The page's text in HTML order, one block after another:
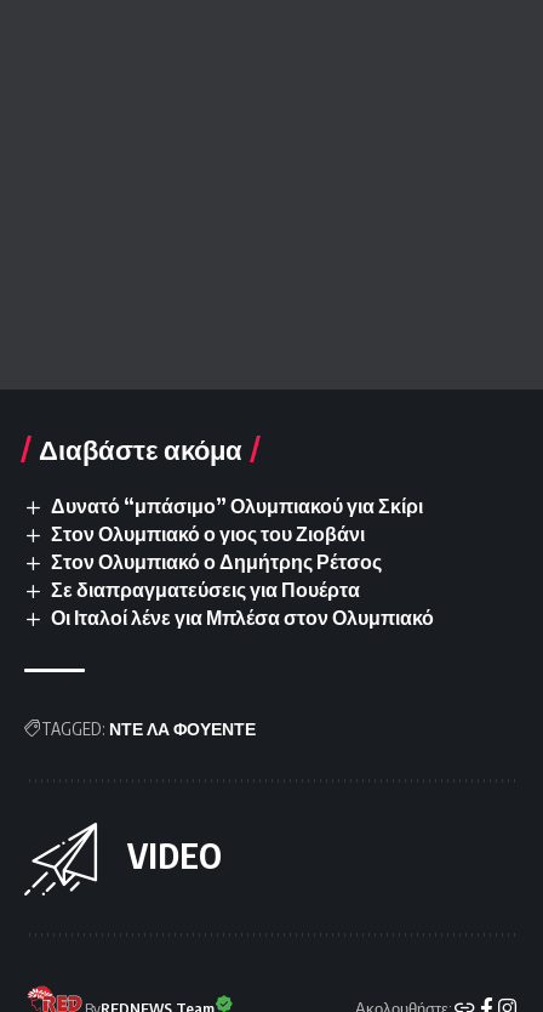
Διαβάστε ακόμα
Δυνατό “μπάσιμο” Ολυμπιακού για Σκίρι
Στον Ολυμπιακό ο γιος του Ζιοβάνι
Στον Ολυμπιακό ο Δημήτρης Ρέτσος
Σε διαπραγματεύσεις για Πουέρτα
Οι Ιταλοί λένε για Μπλέσα στον Ολυμπιακό
TAGGED: ΝΤΕ ΛΑ ΦΟΥΕΝΤΕ
VIDEO
Ακολουθήστε: